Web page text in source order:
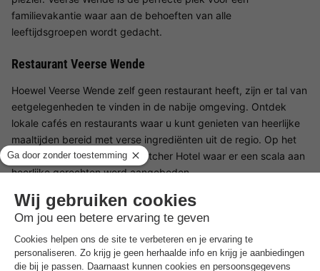
familievakantie waar aan de behoeften van alle
leeftijdsgroepen wordt gedacht.
Restaurant Veerse Wende
Hoewel Veerse Wende zelf geen restaurant heeft, zijn er tal van
eetgelegenheden te vinden in de nabije omgeving. Ontdek
lokale cafés en restaurants waar u kunt genieten van heerlijke
maaltijden bereid met verse ingrediënten uit de regio. Op het
terrein gelegen is ook een Fletcher Hotel waar er een scala aan
heerlijke gerechten word aangeboden.
Omgeving Veerse Wende
natuurlijke schatten. Ontdek tijdens een stadswandeling door
Veere of Middelburg de geschiedenis en schoonheid van deze